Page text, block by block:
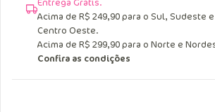
Entrega Grátis.
Acima de R$ 249,90 para o Sul, Sudeste e
Centro Oeste.